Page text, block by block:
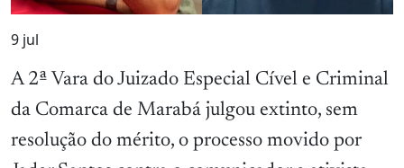
9 jul
A 2ª Vara do Juizado Especial Cível e Criminal
da Comarca de Marabá julgou extinto, sem
resolução do mérito, o processo movido por